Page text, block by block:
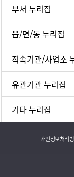
부서 누리집
읍/면/동 누리집
직속기관/사업소
유관기관 누리집
기타 누리집
개인정보처리